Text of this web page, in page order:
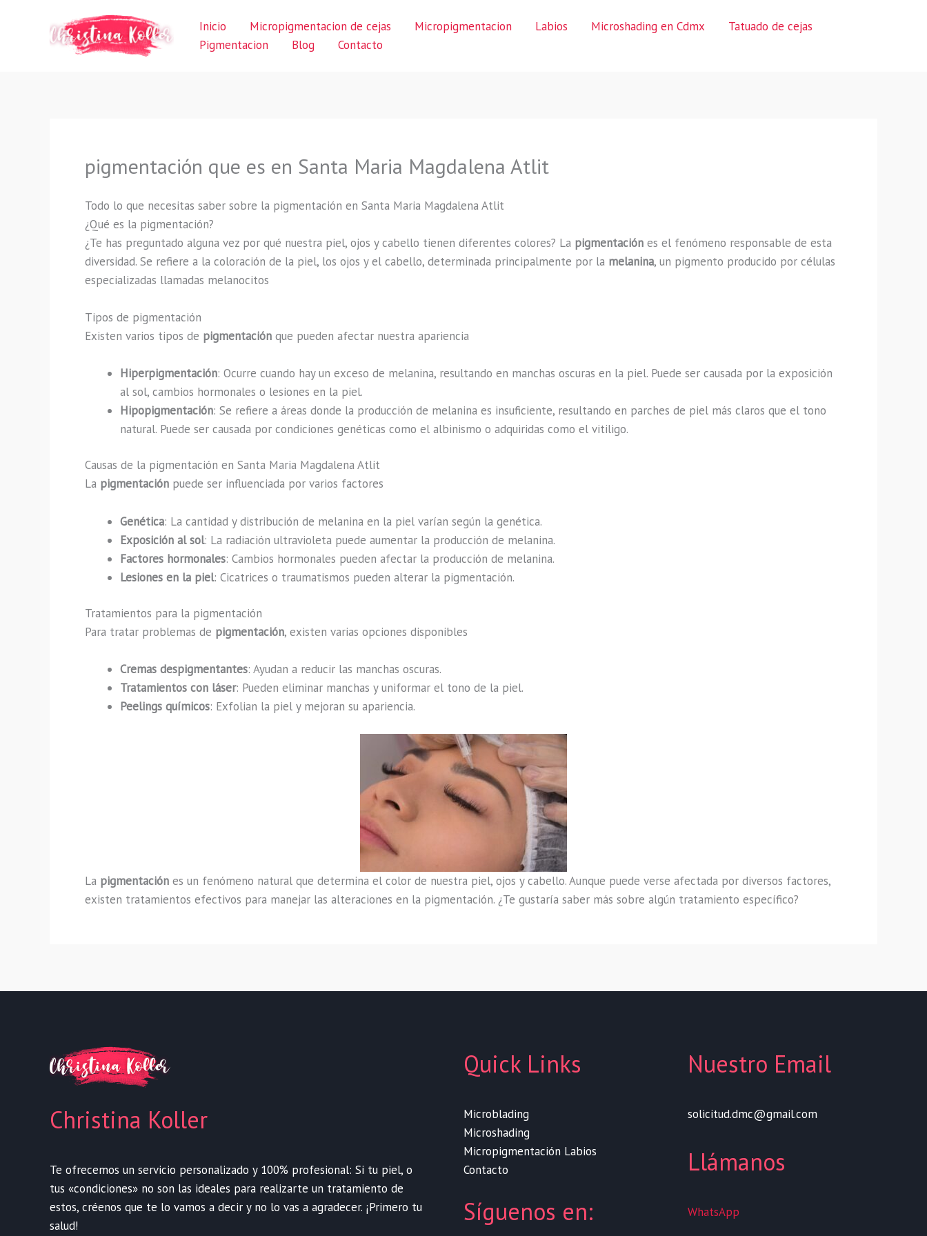
Inicio Micropigmentacion de cejas Micropigmentacion Labios Microshading en Cdmx
Tatuado de cejas
Pigmentacion
Blog Contacto
pigmentación que es en Santa Maria Magdalena Atlit
Todo lo que necesitas saber sobre la pigmentación en Santa Maria Magdalena Atlit
¿Qué es la pigmentación?
¿Te has preguntado alguna vez por qué nuestra piel, ojos y cabello tienen diferentes colores? La pigmentación es el fenómeno responsable de esta
diversidad. Se refiere a la coloración de la piel, los ojos y el cabello, determinada principalmente por la melanina, un pigmento producido por células
especializadas llamadas melanocitos
Tipos de pigmentación
Existen varios tipos de pigmentación que pueden afectar nuestra apariencia
Hiperpigmentación: Ocurre cuando hay un exceso de melanina, resultando en manchas oscuras en la piel. Puede ser causada por la exposición
al sol, cambios hormonales o lesiones en la piel.
Hipopigmentación: Se refiere a áreas donde la producción de melanina es insuficiente, resultando en parches de piel más claros que el tono
natural. Puede ser causada por condiciones genéticas como el albinismo o adquiridas como el vitiligo.
Causas de la pigmentación en Santa Maria Magdalena Atlit
La pigmentación puede ser influenciada por varios factores
Genética: La cantidad y distribución de melanina en la piel varían según la genética.
Exposición al sol: La radiación ultravioleta puede aumentar la producción de melanina.
Factores hormonales: Cambios hormonales pueden afectar la producción de melanina.
Lesiones en la piel: Cicatrices o traumatismos pueden alterar la pigmentación.
Tratamientos para la pigmentación
Para tratar problemas de pigmentación, existen varias opciones disponibles
Cremas despigmentantes: Ayudan a reducir las manchas oscuras.
Tratamientos con láser: Pueden eliminar manchas y uniformar el tono de la piel.
Peelings químicos: Exfolian la piel y mejoran su apariencia.
La pigmentación es un fenómeno natural que determina el color de nuestra piel, ojos y cabello. Aunque puede verse afectada por diversos factores,
existen tratamientos efectivos para manejar las alteraciones en la pigmentación. ¿Te gustaría saber más sobre algún tratamiento específico?
Christina Koller
Te ofrecemos un servicio personalizado y 100% profesional: Si tu piel, o
tus «condiciones» no son las ideales para realizarte un tratamiento de
estos, créenos que te lo vamos a decir y no lo vas a agradecer. ¡Primero tu
salud!
Quick Links
Microblading
Microshading
Micropigmentación Labios
Contacto
Síguenos en:
Nuestro Email
solicitud.dmc@gmail.com
Llámanos
WhatsApp